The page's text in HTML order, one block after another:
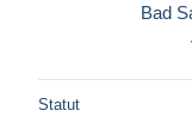
Bad
Statut